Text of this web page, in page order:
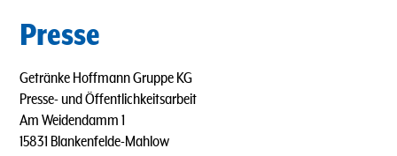
Presse
Getränke Hoffmann Gruppe KG
Presse- und Öffentlichkeitsarbeit
Am Weidendamm 1
15831 Blankenfelde-Mahlow